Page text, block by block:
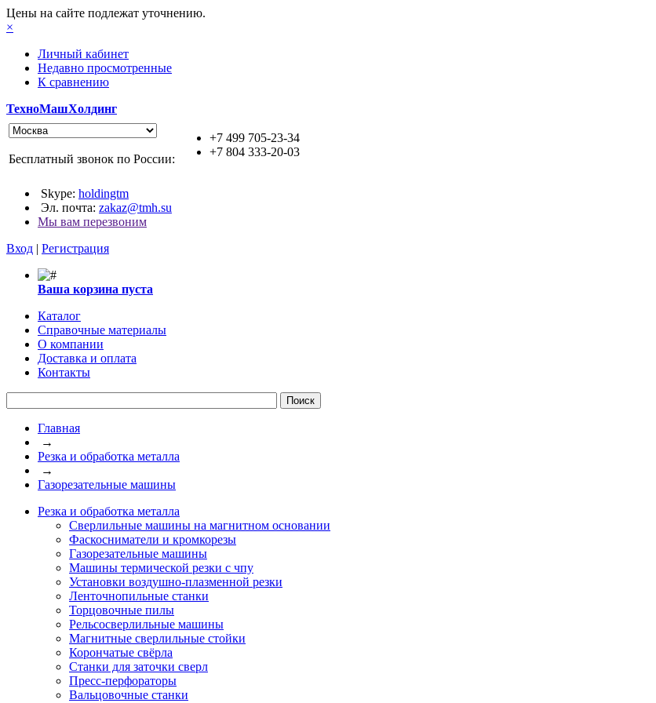
Цены на сайте подлежат уточнению.
×
Личный кабинет
Недавно просмотренные
К сравнению
ТехноМашХолдинг
+7 499 705-23-34
+7 804 333-20-03
Бесплатный звонок по России:
Skype: holdingtm
Эл. почта: zakaz@tmh.su
Мы вам перезвоним
Вход | Регистрация
Ваша корзина пуста
Каталог
Справочные материалы
О компании
Доставка и оплата
Контакты
Главная
→
Резка и обработка металла
→
Газорезательные машины
Резка и обработка металла
Сверлильные машины на магнитном основании
Фаскосниматели и кромкорезы
Газорезательные машины
Машины термической резки с чпу
Установки воздушно-плазменной резки
Ленточнопильные станки
Торцовочные пилы
Рельсосверлильные машины
Магнитные сверлильные стойки
Корончатые свёрла
Станки для заточки сверл
Пресс-перфораторы
Вальцовочные станки